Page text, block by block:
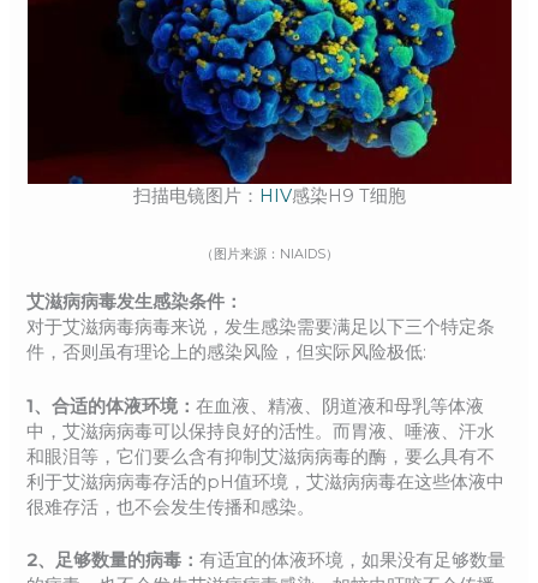
扫描电镜图片： HIV感染H9 T细胞
（图片来源：NIAIDS）
艾滋病病毒发生感染条件：
对于艾滋病毒病毒来说，发生感染需要满足以下三个特定条
件，否则虽有理论上的感染风险，但实际风险极低:
1、合适的体液环境：在血液、精液、阴道液和母乳等体液
中，艾滋病病毒可以保持良好的活性。而胃液、唾液、汗水
和眼泪等，它们要么含有抑制艾滋病病毒的酶，要么具有不
利于艾滋病病毒存活的pH值环境，艾滋病病毒在这些体液中
很难存活，也不会发生传播和感染。
2、足够数量的病毒：有适宜的体液环境，如果没有足够数量